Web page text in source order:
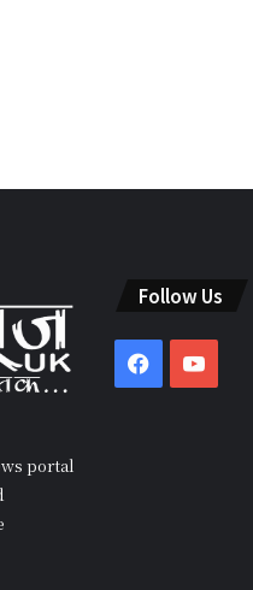
portal
Follow Us
Facebook